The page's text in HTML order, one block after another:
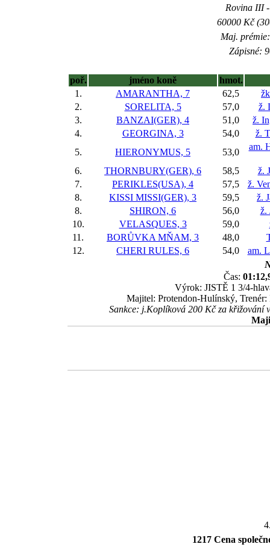
Rovina III
60000 Kč
Maj.
Zápisné:
poř. jméno koně
hmot.
1.
AMARANTHA, 7 62,5
2.
SORELITA, 5 57,0
ž.
3.
BANZAI(GER), 4 51,0
ž.
4.
GEORGINA, 3 54,0
ž.
5.
HIERONYMUS, 5 53,0
am.
6. THORNBURY(GER), 6 58,5
ž.
7.
PERIKLES(USA), 4 57,5
ž.
8.
KISSI MISSI(GER), 3 59,5
ž.
8.
SHIRON, 6 56,0
ž.
10.
VELASQUES, 3 59,0
11.
BORŮVKA MŇAM, 3 48,0
12.
CHERI RULES, 6 54,0
am.
Čas:
Výrok: JISTĚ 1 3/4-
Majitel: Protendon-Hulínský,
Sankce: j.Koplíková 200 Kč za křižování
1217 Cena